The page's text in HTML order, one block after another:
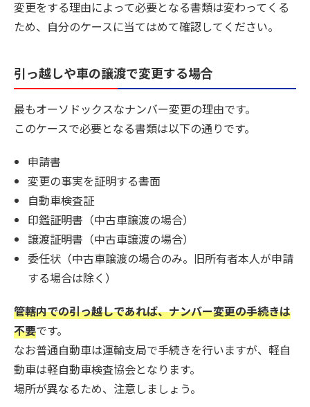
変更をする理由によって必要となる書類は変わってくる
ため、自分のケースに当てはめて確認してください。
引っ越しや車の譲渡で変更する場合
最もオーソドックスなナンバー変更の理由です。
このケースで必要となる書類は以下の通りです。
申請書
変更の事実を証明する書面
自動車検査証
印鑑証明書（中古車譲渡の場合）
譲渡証明書（中古車譲渡の場合）
委任状（中古車譲渡の場合のみ。旧所有者本人が申請
する場合は除く）
管轄内での引っ越しであれば、ナンバー変更の手続きは
不要です。
なお普通自動車は運輸支局で手続きを行いますが、軽自
動車は軽自動車検査協会となります。
場所が異なるため、注意しましょう。